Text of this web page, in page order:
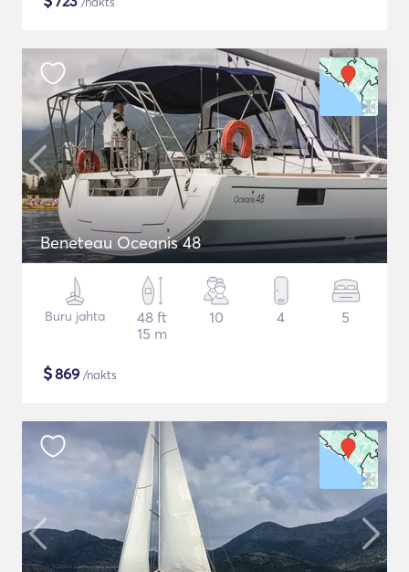
Beneteau Oceanis 48
Buru jahta
48 ft
15 m
10 4 5
$869 /nakts